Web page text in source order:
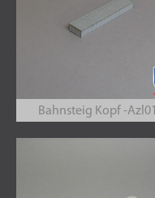
Bahnsteig Kopf -Azl01